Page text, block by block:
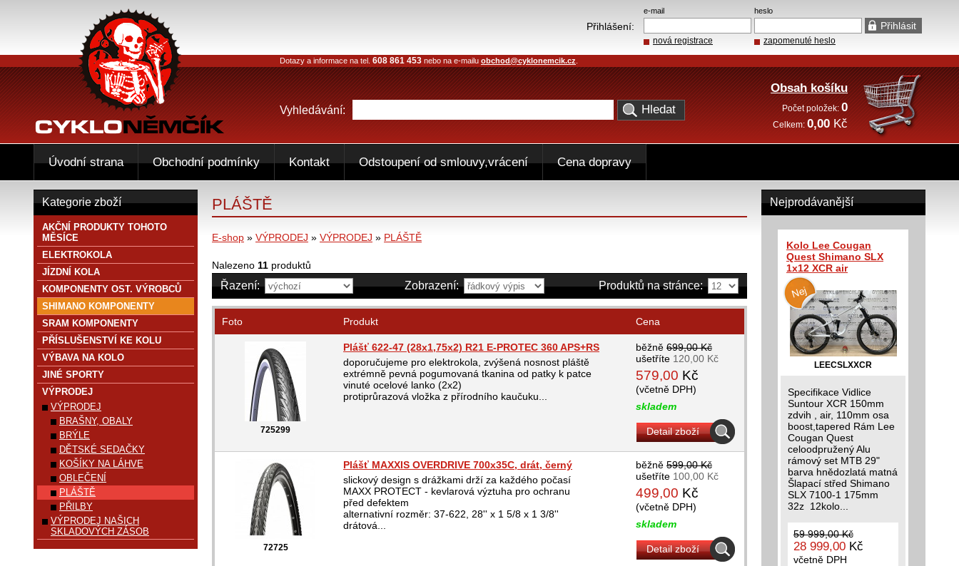
PLÁŠTĚ
E-shop » VÝPRODEJ » VÝPRODEJ » PLÁŠTĚ
Nalezeno 11 produktů
Řazení: Zobrazení: Produktů na stránce:
Foto Produkt Cena
725299
Plášť 622-47 (28x1,75x2) R21 E-PROTEC 360 APS+RS
doporučujeme pro elektrokola, zvýšená nosnost pláště
extrémně pevná pogumovaná tkanina od patky k patce
vinuté ocelové lanko (2x2)
protiprůrazová vložka z přírodního kaučuku...
běžně 699,00 Kč
ušetříte 120,00 Kč
579,00 Kč
(včetně DPH)
skladem
Detail zboží
72725
Plášť MAXXIS OVERDRIVE 700x35C, drát, černý
slickový design s drážkami drží za každého počasí
MAXX PROTECT - kevlarová výztuha pro ochranu
před defektem
alternativní rozměr: 37-622, 28'' x 1 5/8 x 1 3/8''
drátová...
běžně 599,00 Kč
ušetříte 100,00 Kč
499,00 Kč
(včetně DPH)
skladem
Detail zboží
Nejprodávanější
Kolo Lee Cougan
Quest Shimano SLX
1x12 XCR air
LEECSLXXCR
Specifikace Vidlice
Suntour XCR 150mm
zdvih , air, 110mm osa
boost,tapered Rám Lee
Cougan Quest
celoodpružený Alu
rámový set MTB 29"
barva hnědozlatá matná
Šlapací střed Shimano
SLX 7100-1 175mm
32z 12kolo...
59 999,00 Kč
28 999,00 Kč
včetně DPH
Kategorie zboží
AKČNÍ PRODUKTY TOHOTO
MĚSÍCE
ELEKTROKOLA
JÍZDNÍ KOLA
KOMPONENTY OST. VÝROBCŮ
SHIMANO KOMPONENTY
SRAM KOMPONENTY
PŘÍSLUŠENSTVÍ KE KOLU
VÝBAVA NA KOLO
JINÉ SPORTY
VÝPRODEJ
VÝPRODEJ
BRAŠNY, OBALY
BRÝLE
DĚTSKÉ SEDAČKY
KOŠÍKY NA LÁHVE
OBLEČENÍ
PLÁŠTĚ
PŘILBY
VÝPRODEJ NAŠICH
SKLADOVÝCH ZÁSOB
e-mail heslo
Přihlášení:
nová registrace zapomenuté heslo
Dotazy a informace na tel. 608 861 453 nebo na e-mailu obchod@cyklonemcik.cz
Vyhledávání:
Obsah košíku
Počet položek:0
Celkem: 0,00 Kč
Úvodní strana Obchodní podmínky Kontakt Odstoupení od smlouvy,vrácení Cena dopravy